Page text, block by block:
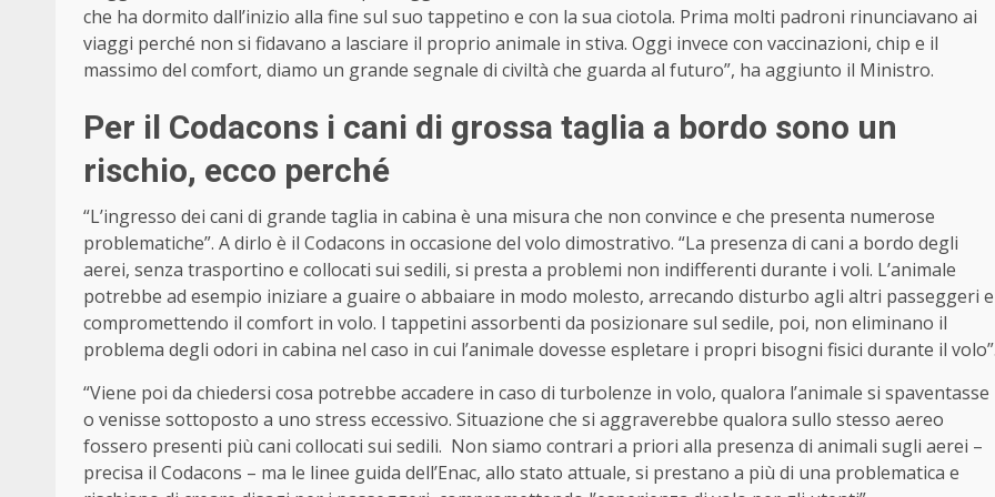
che ha dormito dall’inizio alla fine sul suo tappetino e con la sua ciotola. Prima molti padroni rinunciavano ai
viaggi perché non si fidavano a lasciare il proprio animale in stiva. Oggi invece con vaccinazioni, chip e il
massimo del comfort, diamo un grande segnale di civiltà che guarda al futuro”, ha aggiunto il Ministro.
Per il Codacons i cani di grossa taglia a bordo sono un
rischio, ecco perché
“L’ingresso dei cani di grande taglia in cabina è una misura che non convince e che presenta numerose
problematiche”. A dirlo è il Codacons in occasione del volo dimostrativo. “La presenza di cani a bordo degli
aerei, senza trasportino e collocati sui sedili, si presta a problemi non indifferenti durante i voli. L’animale
potrebbe ad esempio iniziare a guaire o abbaiare in modo molesto, arrecando disturbo agli altri passeggeri e
compromettendo il comfort in volo. I tappetini assorbenti da posizionare sul sedile, poi, non eliminano il
problema degli odori in cabina nel caso in cui l’animale dovesse espletare i propri bisogni fisici durante il
“Viene poi da chiedersi cosa potrebbe accadere in caso di turbolenze in volo, qualora l’animale si spaventasse
o venisse sottoposto a uno stress eccessivo. Situazione che si aggraverebbe qualora sullo stesso aereo
fossero presenti più cani collocati sui sedili. Non siamo contrari a priori alla presenza di animali sugli aerei –
precisa il Codacons – ma le linee guida dell’Enac, allo stato attuale, si prestano a più di una problematica e